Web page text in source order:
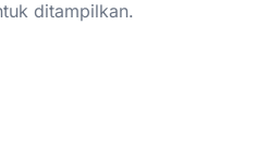
ditampilkan.